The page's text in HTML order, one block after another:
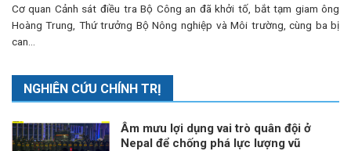
Cơ quan Cảnh sát điều tra Bộ Công an đã khởi tố, bắt tạm giam ông
Hoàng Trung, Thứ trưởng Bộ Nông nghiệp và Môi trường, cùng ba bị
can...
NGHIÊN CỨU CHÍNH TRỊ
Âm mưu lợi dụng vai trò quân đội ở
Nepal để chống phá lực lượng vũ